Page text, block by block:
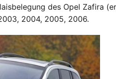
des Opel Zafira
2004, 2005, 2006.